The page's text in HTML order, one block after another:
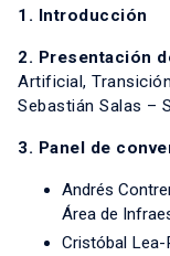
1. Introducción
2. Presentación
Artificial,
Sebastián Salas –
3. Panel de
Andrés
Área de
Cristóbal